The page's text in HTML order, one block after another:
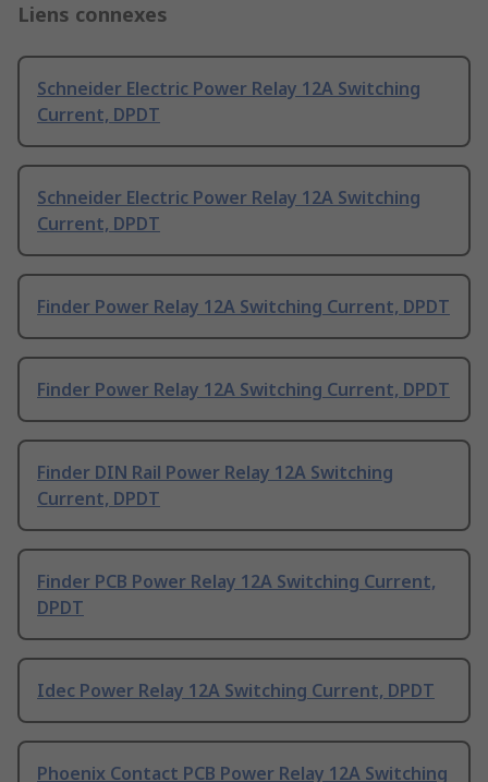
Liens connexes
Schneider Electric Power Relay 12A Switching
Current, DPDT
Schneider Electric Power Relay 12A Switching
Current, DPDT
Finder Power Relay 12A Switching Current, DPDT
Finder Power Relay 12A Switching Current, DPDT
Finder DIN Rail Power Relay 12A Switching
Current, DPDT
Finder PCB Power Relay 12A Switching Current,
DPDT
Idec Power Relay 12A Switching Current, DPDT
Phoenix Contact PCB Power Relay 12A Switching